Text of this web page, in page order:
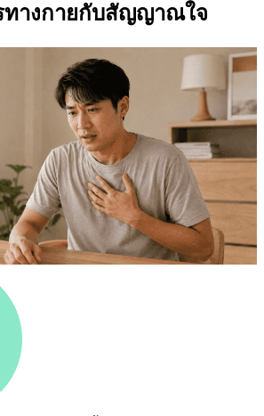
ทางกายกับสัญญาณใจ